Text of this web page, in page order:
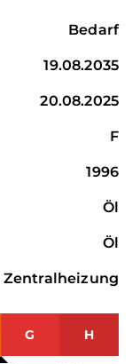
Bedarf
19.08.2035
20.08.2025
F
1996
Öl
Öl
Zentralheizung
G H